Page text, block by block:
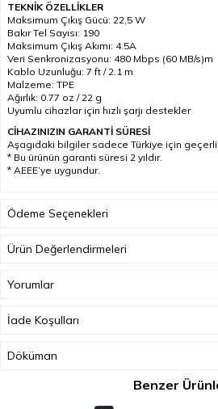
TEKNİK ÖZELLİKLER
Maksimum Çıkış Gücü: 22,5 W
Bakır Tel Sayısı: 190
Maksimum Çıkış Akımı: 4.5A
Veri Senkronizasyonu: 480 Mbps (60 MB/s)m
Kablo Uzunluğu: 7 ft / 2.1 m
Malzeme: TPE
Ağırlık: 0.77 oz / 22 g
Uyumlu cihazlar için hızlı şarjı destekler
CİHAZINIZIN GARANTİ SÜRESİ
Aşagıdaki bilgiler sadece Türkiye için
* Bu ürünün garanti süresi 2 yıldır.
* AEEE’ye uygundur.
Ödeme Seçenekleri
Ürün Değerlendirmeleri
Yorumlar
İade Koşulları
Döküman
Benzer